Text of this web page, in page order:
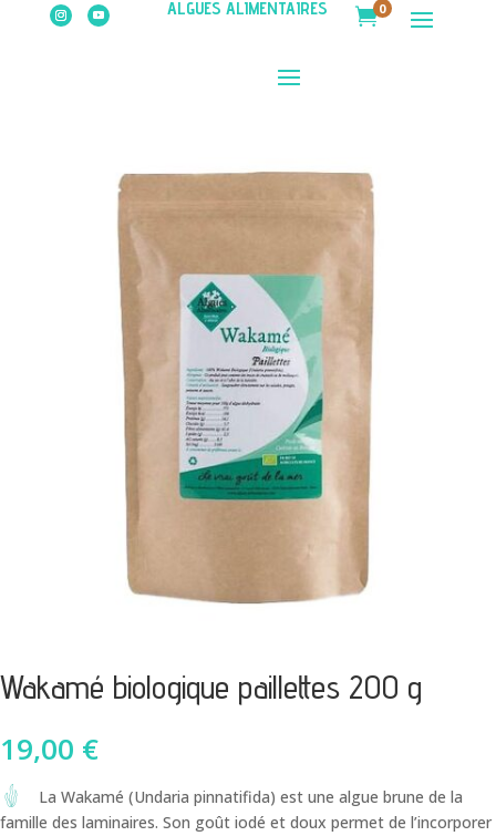
ALGUES ALIMENTAIRES 0
Wakamé biologique paillettes 200 g
19,00 €
La Wakamé (Undaria pinnatifida) est une algue brune de la
famille des laminaires. Son goût iodé et doux permet de l’incorporer